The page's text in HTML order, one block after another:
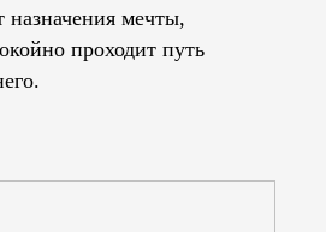
назначения мечты,
проходит путь